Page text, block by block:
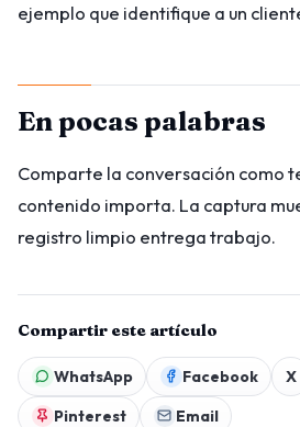
ejemplo que identifique a un
En pocas palabras
Comparte la conversación como
contenido importa. La captura
registro limpio entrega trabajo.
Compartir este artículo
WhatsApp Facebook X
Pinterest
Email